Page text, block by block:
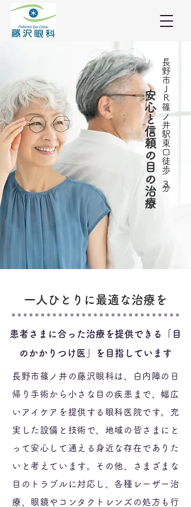
安心と信頼の目の治療長野市ＪＲ篠ノ井駅東口徒歩３分
一人ひとりに最適な治療を
患者さまに合った治療を提供できる「目
のかかりつけ医」を目指しています
長野市篠ノ井の藤沢眼科は、白内障の日
帰り手術から小さな目の疾患まで、幅広
いアイケアを提供する眼科医院です。充
実した設備と技術で、地域の皆さまにと
って安心して通える身近な存在でありた
いと考えています。その他、さまざまな
目のトラブルに対応し、各種レーザー治
療、眼鏡やコンタクトレンズの処方も行